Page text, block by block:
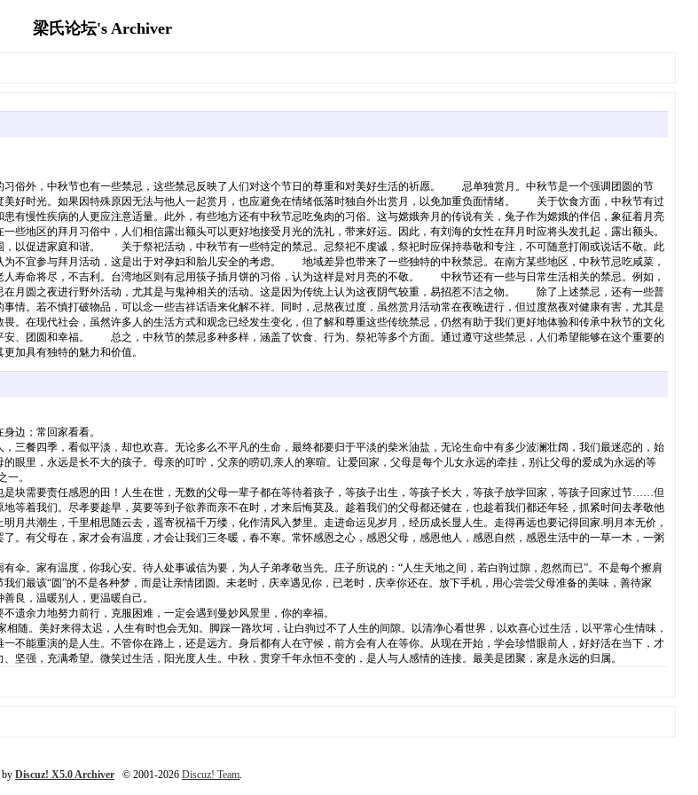
梁氏论坛's Archiver
俗外，中秋节也有一些禁忌，这些禁忌反映了人们对这个节日的尊重和对美好生活的祈愿。 忌单独赏月。中秋节是一个强调团圆的节
好时光。如果因特殊原因无法与他人一起赏月，也应避免在情绪低落时独自外出赏月，以免加重负面情绪。 关于饮食方面，中秋节有过
有慢性疾病的人更应注意适量。此外，有些地方还有中秋节忌吃兔肉的习俗。这与嫦娥奔月的传说有关，兔子作为嫦娥的伴侣，象征着月亮
区的拜月习俗中，人们相信露出额头可以更好地接受月光的洗礼，带来好运。因此，有刘海的女性在拜月时应将头发扎起，露出额头。
以促进家庭和谐。 关于祭祀活动，中秋节有一些特定的禁忌。忌祭祀不虔诚，祭祀时应保持恭敬和专注，不可随意打闹或说话不敬。此
不宜参与拜月活动，这是出于对孕妇和胎儿安全的考虑。 地域差异也带来了一些独特的中秋禁忌。在南方某些地区，中秋节忌吃咸菜，
寿命将尽，不吉利。台湾地区则有忌用筷子插月饼的习俗，认为这样是对月亮的不敬。 中秋节还有一些与日常生活相关的禁忌。例如，
月圆之夜进行野外活动，尤其是与鬼神相关的活动。这是因为传统上认为这夜阴气较重，易招惹不洁之物。 除了上述禁忌，还有一些普
情。若不慎打破物品，可以念一些吉祥话语来化解不祥。同时，忌熬夜过度，虽然赏月活动常在夜晚进行，但过度熬夜对健康有害，尤其是
在现代社会，虽然许多人的生活方式和观念已经发生变化，但了解和尊重这些传统禁忌，仍然有助于我们更好地体验和传承中秋节的文化
、团圆和幸福。 总之，中秋节的禁忌多种多样，涵盖了饮食、行为、祭祀等多个方面。通过遵守这些禁忌，人们希望能够在这个重要的
加具有独特的魅力和价值。
边；常回家看看。
餐四季，看似平淡，却也欢喜。无论多么不平凡的生命，最终都要归于平淡的柴米油盐，无论生命中有多少波澜壮阔，我们最迷恋的，始
眼里，永远是长不大的孩子。母亲的叮咛，父亲的唠叨,亲人的寒暄。让爱回家，父母是每个儿女永远的牵挂，别让父母的爱成为永远的等
。
需要责任感恩的田！人生在世，无数的父母一辈子都在等待着孩子，等孩子出生，等孩子长大，等孩子放学回家，等孩子回家过节……但
等着我们。尽孝要趁早，莫要等到子欲养而亲不在时，才来后悔莫及。趁着我们的父母都还健在，也趁着我们都还年轻，抓紧时间去孝敬他
共潮生，千里相思随云去，遥寄祝福千万缕，化作清风入梦里。走进命运见岁月，经历成长显人生。走得再远也要记得回家.明月本无价，
。有父母在，家才会有温度，才会让我们三冬暖，春不寒。常怀感恩之心，感恩父母，感恩他人，感恩自然，感恩生活中的一草一木，一粥
。家有温度，你我心安。待人处事诚信为要，为人子弟孝敬当先。庄子所说的：“人生天地之间，若白驹过隙，忽然而已”。不是每个擦肩
最该“圆”的不是各种梦，而是让亲情团圆。未老时，庆幸遇见你，已老时，庆幸你还在。放下手机，用心尝尝父母准备的美味，善待家
良，温暖别人，更温暖自己。
余力地努力前行，克服困难，一定会遇到曼妙风景里，你的幸福。
。美好来得太迟，人生有时也会无知。脚踩一路坎坷，让白驹过不了人生的间隙。以清净心看世界，以欢喜心过生活，以平常心生情味，
不能重演的是人生。不管你在路上，还是远方。身后都有人在守候，前方会有人在等你。从现在开始，学会珍惜眼前人，好好活在当下，才
强，充满希望。微笑过生活，阳光度人生。中秋，贯穿千年永恒不变的，是人与人感情的连接。最美是团聚，家是永远的归属。
by Discuz! X5.0 Archiver © 2001-2026 Discuz! Team.